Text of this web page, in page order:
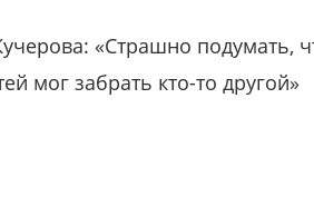
«Страшно подумать,
мог забрать кто-то другой»